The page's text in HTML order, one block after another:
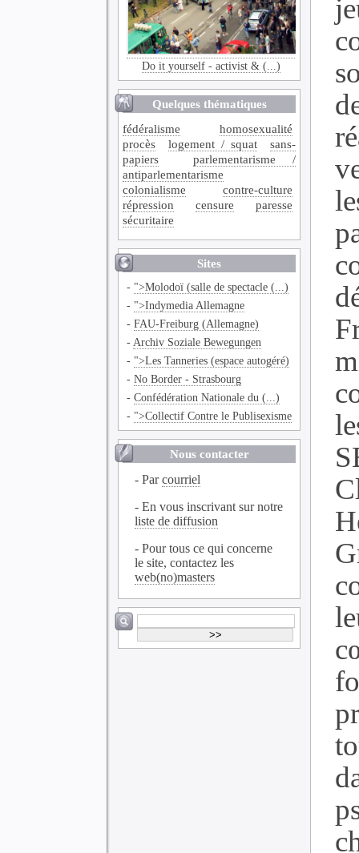
Do it yourself - activist & (...)
Quelques thématiques
fédéralisme
homosexualité
procès
logement / squat
sans-
papiers
parlementarisme /
antiparlementarisme
colonialisme
contre-culture
répression
censure
paresse
sécuritaire
Sites
- ">Molodoï (salle de spectacle (...)
- ">Indymedia Allemagne
-FAU-Freiburg (Allemagne)
- Archiv Soziale Bewegungen
- ">Les Tanneries (espace autogéré)
-No Border - Strasbourg
-Confédération Nationale du (...)
- ">Collectif Contre le Publisexisme
Nous contacter
- Parcourriel
- En vous inscrivant sur notre
liste de diffusion
- Pour tous ce qui concerne
le site, contactez les
web(no)masters